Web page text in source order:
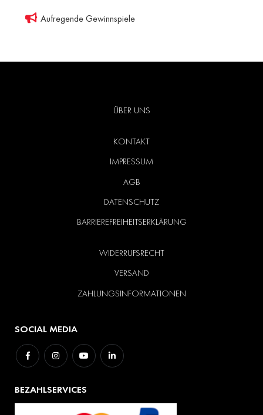
Aufregende Gewinnspiele
ÜBER UNS
KONTAKT
IMPRESSUM
AGB
DATENSCHUTZ
BARRIEREFREIHEITSERKLÄRUNG
WIDERRUFSRECHT
VERSAND
ZAHLUNGSINFORMATIONEN
SOCIAL MEDIA
BEZAHLSERVICES